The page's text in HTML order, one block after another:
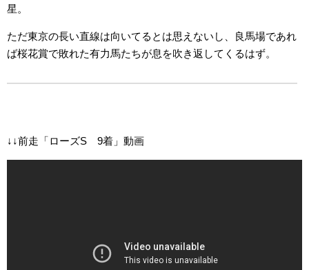
星。
ただ東京の長い直線は向いてるとは思えないし、良馬場であれ
ば桜花賞で敗れた有力馬たちが息を吹き返してくるはず。
↓↓前走「ローズS 9着」動画